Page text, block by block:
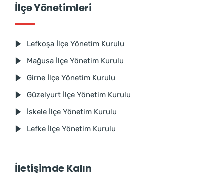
İlçe Yönetimleri
Lefkoşa İlçe Yönetim Kurulu
Mağusa İlçe Yönetim Kurulu
Girne İlçe Yönetim Kurulu
Güzelyurt İlçe Yönetim Kurulu
İskele İlçe Yönetim Kurulu
Lefke İlçe Yönetim Kurulu
İletişimde Kalın